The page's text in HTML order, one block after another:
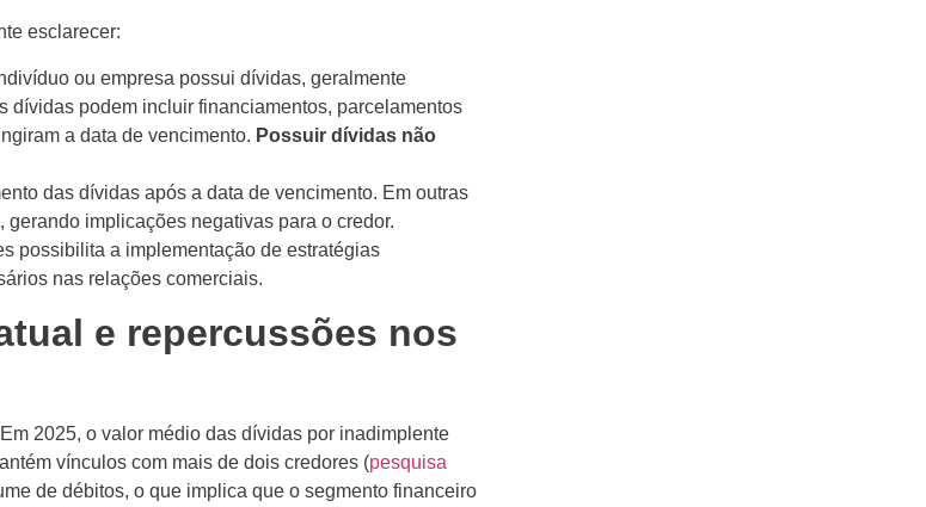
esclarecer:
ou empresa possui dívidas, geralmente
dívidas podem incluir financiamentos, parcelamentos
a data de vencimento. Possuir dívidas não
das dívidas após a data de vencimento. Em outras
implicações negativas para o credor.
possibilita a implementação de estratégias
nas relações comerciais.
e repercussões nos
2025, o valor médio das dívidas por inadimplente
vínculos com mais de dois credores (pesquisa
de débitos, o que implica que o segmento financeiro